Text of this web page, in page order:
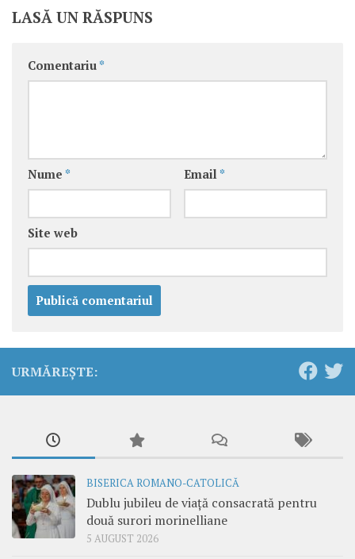
LASĂ UN RĂSPUNS
Comentariu *
Nume * Email *
Site web
URMĂREȘTE:
BISERICA ROMANO-CATOLICĂ
Dublu jubileu de viață consacrată pentru
două surori morinelliane
5 AUGUST 2026